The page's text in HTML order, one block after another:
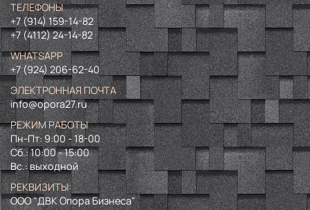
ТЕЛЕФОНЫ
+7 (914) 159-14-82
+7 (4112) 24-14-82
WHATSAPP
+7 (924) 206-62-40
ЭЛЕКТРОННАЯ ПОЧТА
info@opora27.ru
РЕЖИМ РАБОТЫ
Пн-Пт: 9:00 - 18-00
Сб.: 10:00 - 15:00
Вс.: выходной
РЕКВИЗИТЫ:
ООО "ДВК Опора Бизнеса"